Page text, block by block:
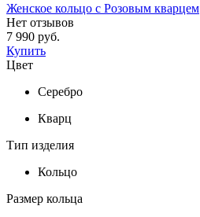
Женское кольцо с Розовым кварцем
Нет отзывов
7 990 руб.
Купить
Цвет
Серебро
Кварц
Тип изделия
Кольцо
Размер кольца